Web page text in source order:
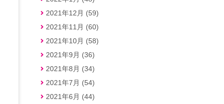
2021年12月 (59)
2021年11月 (60)
2021年10月 (58)
2021年9月 (36)
2021年8月 (34)
2021年7月 (54)
2021年6月 (44)